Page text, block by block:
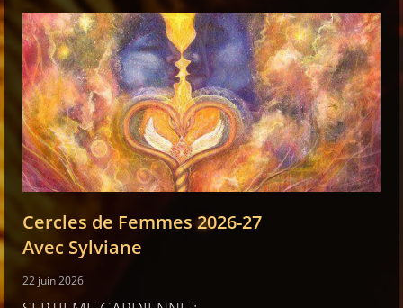
Cercles de Femmes 2026-27
Avec Sylviane
22 juin 2026